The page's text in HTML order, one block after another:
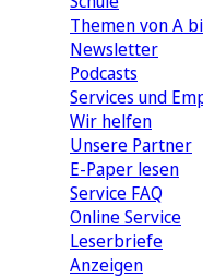
Themen von A
Newsletter
Podcasts
Services und
Wir helfen
Unsere Partner
E-Paper lesen
Service FAQ
Online Service
Leserbriefe
Anzeigen